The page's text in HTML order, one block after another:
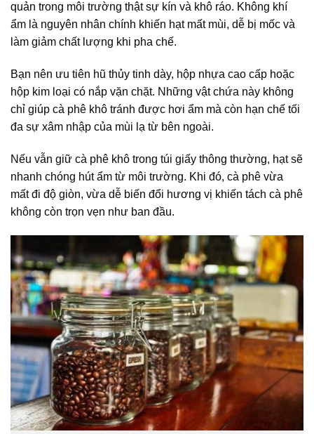
quản trong môi trường thật sự kín và khô ráo. Không khí
ẩm là nguyên nhân chính khiến hạt mất mùi, dễ bị mốc và
làm giảm chất lượng khi pha chế.
Bạn nên ưu tiên hũ thủy tinh dày, hộp nhựa cao cấp hoặc
hộp kim loại có nắp vặn chặt. Những vật chứa này không
chỉ giúp cà phê khô tránh được hơi ẩm mà còn hạn chế tối
đa sự xâm nhập của mùi lạ từ bên ngoài.
Nếu vẫn giữ cà phê khô trong túi giấy thông thường, hạt sẽ
nhanh chóng hút ẩm từ môi trường. Khi đó, cà phê vừa
mất đi độ giòn, vừa dễ biến đổi hương vị khiến tách cà phê
không còn trọn vẹn như ban đầu.